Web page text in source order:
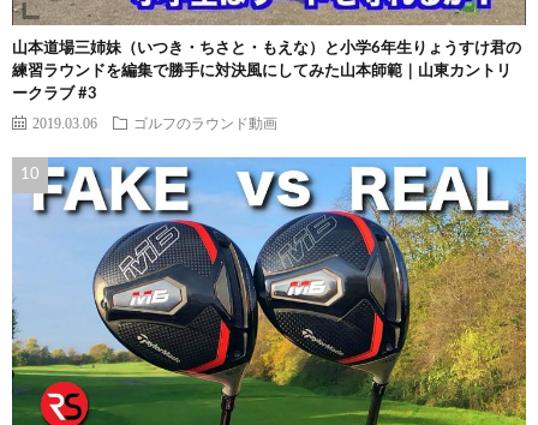
山本道場三姉妹（いつき・ちさと・もえな）と小学6年生りょうすけ君の
練習ラウンドを編集で勝手に対決風にしてみた山本師範｜山東カントリ
ークラブ #3
2019.03.06 ゴルフのラウンド動画